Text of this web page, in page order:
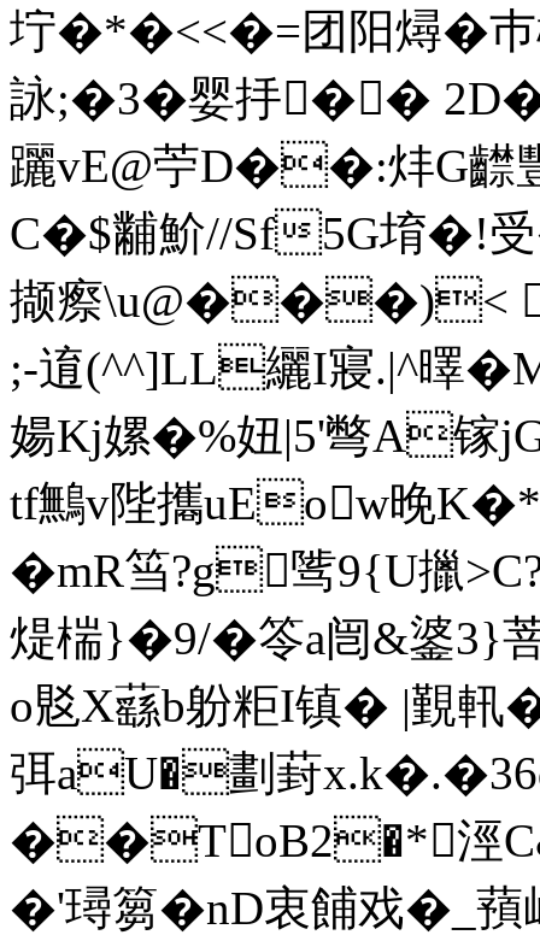
坾�*�<<� =团阳燖�
詠;�3�婴抙��
躧vE@苧D��:炐G齽
C�$黼魪//Sf5G堉�!
撷瘵\u@���)<
;-逳(^^]LL纚I寢.|^曎�
婸Kj嫘�%妞|5'彆A镓
tf鷡v陛攜uEow晚
�mR筜?g骘9{U擸
煶椯}�9/� 笭a闿&錃
o覐X蘨b躮粔I镇� |覲
弭aU�劃葑
��ToB2�*涇C&
�'璕篘�nD衷餔戏�_蕷